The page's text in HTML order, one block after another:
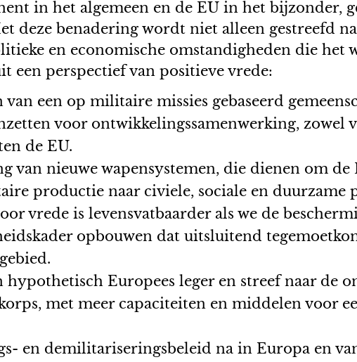
in het algemeen en de EU in het bijzonder,
deze benadering wordt niet alleen gestreefd
en economische omstandigheden die het
een perspectief van positieve vrede:
een op militaire missies gebaseerd
voor ontwikkelingssamenwerking, zowel
de EU.
van nieuwe wapensystemen, die dienen om
productie naar civiele, sociale en duurzame
vrede is levensvatbaarder als we de
opbouwen dat uitsluitend
hypothetisch Europees leger en streef naar de
met meer capaciteiten en middelen voor
en demilitariseringsbeleid na in Europa en